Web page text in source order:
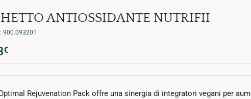
ANTIOSSIDANTE NUTRIFII
900.093201
€
Rejuvenation Pack offre una sinergia di integratori vegani per